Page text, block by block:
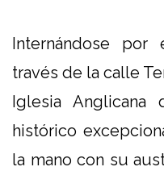
Internándose por
través de la calle
Iglesia Anglicana
histórico
la mano con su